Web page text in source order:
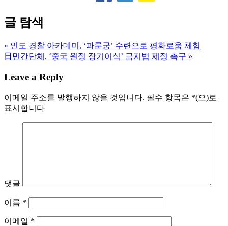
글 탐색
« 인도 경찰 아카데미, ‘파룬궁’ 수련으로 평화로움 체험
日민간단체, ‘중국 원정 장기이식’ 금지법 제정 촉구 »
Leave a Reply
이메일 주소를 발행하지 않을 것입니다. 필수 항목은 *(으)로
표시합니다
댓글
이름 *
이메일 *